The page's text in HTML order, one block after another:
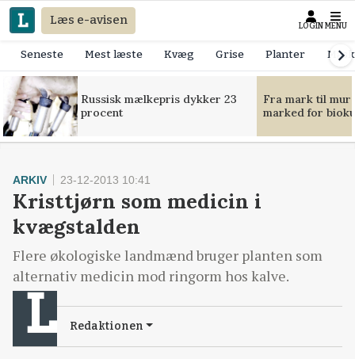
Læs e-avisen LOGIN MENU
Seneste Mest læste Kvæg Grise Planter
Russisk mælkepris dykker 23
procent
Fra mark til
marked for
ARKIV 23-12-2013 10:41
Kristtjørn som medicin i
kvægstalden
Flere økologiske landmænd bruger planten som
alternativ medicin mod ringorm hos kalve.
Redaktionen